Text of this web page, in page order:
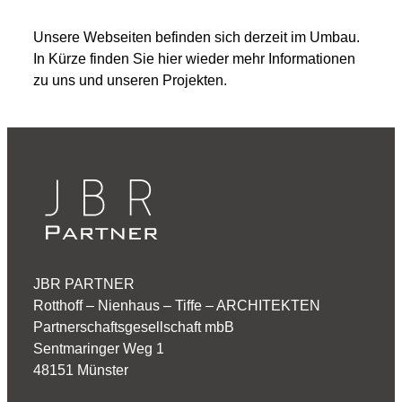
Unsere Webseiten befinden sich derzeit im Umbau.
In Kürze finden Sie hier wieder mehr Informationen
zu uns und unseren Projekten.
JBR PARTNER
Rotthoff – Nienhaus – Tiffe – ARCHITEKTEN
Partnerschaftsgesellschaft mbB
Sentmaringer Weg 1
48151 Münster